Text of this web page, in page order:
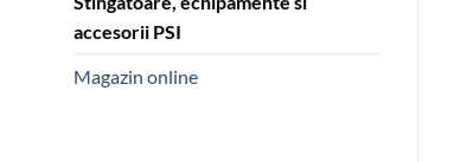
accesorii PSI
Magazin online